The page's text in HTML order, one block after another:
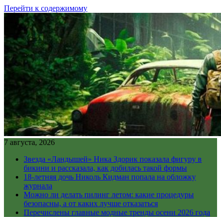
Перейти к содержимому
7 августа, 2026
Звезда «Ландышей» Ника Здорик показала фигуру в
бикини и рассказала, как добилась такой формы
18-летняя дочь Николь Кидман попала на обложку
журнала
Можно ли делать пилинг летом: какие процедуры
безопасны, а от каких лучше отказаться
Перечислены главные модные тренды осени 2026 года